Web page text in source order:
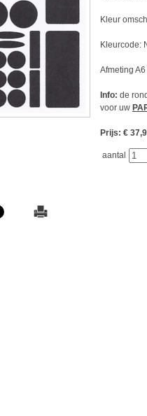
Kleur
Kleurcode:
Afmeting
Info: de
voor uw
Prijs: €
aantal